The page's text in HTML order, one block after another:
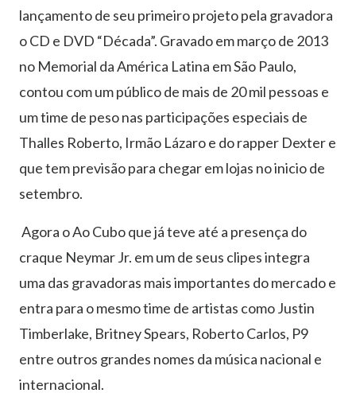
lançamento de seu primeiro projeto pela gravadora
o CD e DVD “Década”. Gravado em março de 2013
no Memorial da América Latina em São Paulo,
contou com um público de mais de 20 mil pessoas e
um time de peso nas participações especiais de
Thalles Roberto, Irmão Lázaro e do rapper Dexter e
que tem previsão para chegar em lojas no inicio de
setembro.
Agora o Ao Cubo que já teve até a presença do
craque Neymar Jr. em um de seus clipes integra
uma das gravadoras mais importantes do mercado e
entra para o mesmo time de artistas como Justin
Timberlake, Britney Spears, Roberto Carlos, P9
entre outros grandes nomes da música nacional e
internacional.